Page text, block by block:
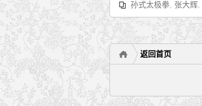
孙式太极拳, 张大辉,
返回首页